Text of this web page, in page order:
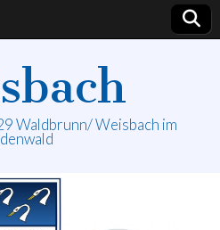
Waldbrunn/ Weisbach im